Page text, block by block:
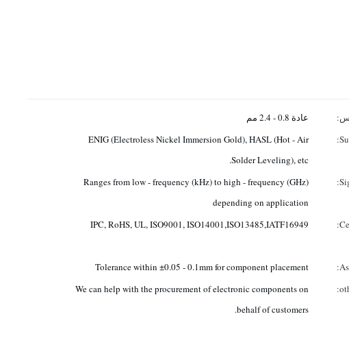
عادة 0.8 - 2.4 مم
ENIG (Electroless Nickel Immersion Gold), HASL (Hot - Air
Solder Leveling), etc.
Ranges from low - frequency (kHz) to high - frequency (GHz)
depending on application
IPC, RoHS, UL, ISO9001, ISO14001,ISO13485,IATF16949
Tolerance within ±0.05 - 0.1mm for component placement
We can help with the procurement of electronic components on
behalf of customers.